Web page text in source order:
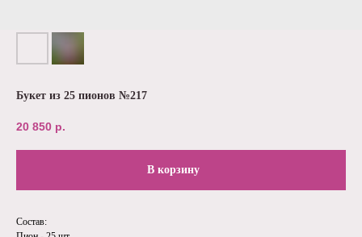
Букет из 25 пионов №217
20 850 р.
В корзину
Состав: